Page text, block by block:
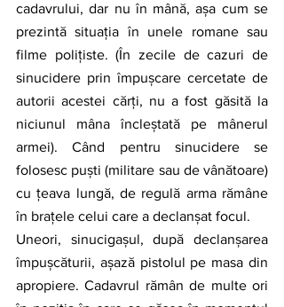
cadavrului, dar nu în mână, așa cum se
prezintă situația în unele romane sau
filme polițiste. (În zecile de cazuri de
sinucidere prin împușcare cercetate de
autorii acestei cărți, nu a fost găsită la
niciunul mâna încleștată pe mânerul
armei). Când pentru sinucidere se
folosesc puști (militare sau de vânătoare)
cu țeava lungă, de regulă arma rămâne
în brațele celui care a declanșat focul.
Uneori, sinucigașul, după declanșarea
împușcăturii, așază pistolul pe masa din
apropiere. Cadavrul rămân de multe ori